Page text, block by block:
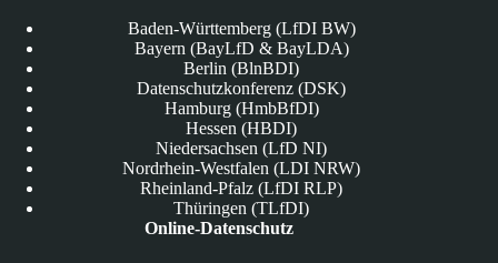
Baden-Württemberg (LfDI BW)
Bayern (BayLfD & BayLDA)
Berlin (BlnBDI)
Datenschutzkonferenz (DSK)
Hamburg (HmbBfDI)
Hessen (HBDI)
Niedersachsen (LfD NI)
Nordrhein-Westfalen (LDI NRW)
Rheinland-Pfalz (LfDI RLP)
Thüringen (TLfDI)
Online-Datenschutz